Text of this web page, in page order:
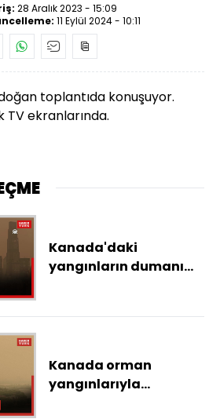
28 Aralık 2023 - 15:09
11 Eylül 2024 - 10:11
toplantıda konuşuyor.
ekranlarında.
Kanada'daki
yangınların dumanı
Kanada orman
yangınlarıyla